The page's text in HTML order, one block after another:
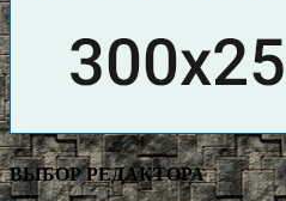
ВЫБОР РЕДАКТОРА